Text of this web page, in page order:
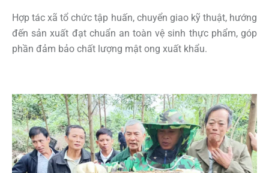
Hợp tác xã tổ chức tập huấn, chuyển giao kỹ thuật, hướng
đến sản xuất đạt chuẩn an toàn vệ sinh thực phẩm, góp
phần đảm bảo chất lượng mật ong xuất khẩu.